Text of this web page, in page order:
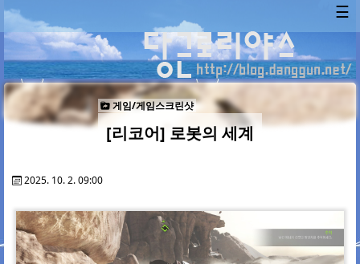
☰
게임/게임스크린샷
[리코어] 로봇의 세계
2025. 10. 2. 09:00